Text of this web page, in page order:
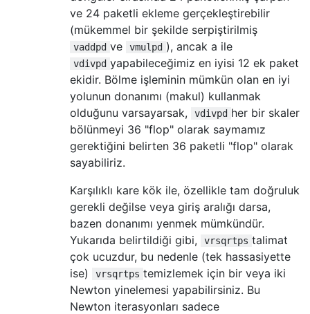
ve 24 paketli ekleme gerçekleştirebilir
(mükemmel bir şekilde serpiştirilmiş
vaddpd ve vmulpd ), ancak a ile
vdivpd yapabileceğimiz en iyisi 12 ek paket
ekidir. Bölme işleminin mümkün olan en iyi
yolunun donanımı (makul) kullanmak
olduğunu varsayarsak,
vdivpd her bir skaler
bölünmeyi 36 "flop" olarak saymamız
gerektiğini belirten 36 paketli "flop" olarak
sayabiliriz.
Karşılıklı kare kök ile, özellikle tam doğruluk
gerekli değilse veya giriş aralığı darsa,
bazen donanımı yenmek mümkündür.
Yukarıda belirtildiği gibi,
vrsqrtps talimat
çok ucuzdur, bu nedenle (tek hassasiyette
ise)
vrsqrtps temizlemek için bir veya iki
Newton yinelemesi yapabilirsiniz. Bu
Newton iterasyonları sadece